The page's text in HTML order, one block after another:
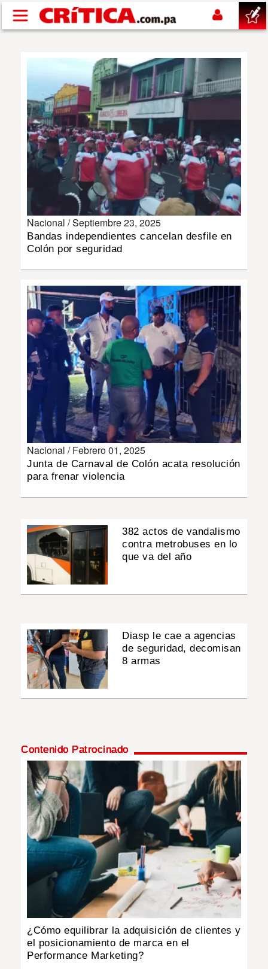
Pasar al contenido principal
NACIONAL
POLÍTICA
SHOW
DEPORTES
INSÓLITAS
MULTIMEDIA
IMPRESO
Nacional /Septiembre 23, 2025
Bandas independientes cancelan desfile en
Colón por seguridad
Nacional /Febrero 01, 2025
Junta de Carnaval de Colón acata resolución
para frenar violencia
382 actos de vandalismo
contra metrobuses en lo
que va del año
Diasp le cae a agencias
de seguridad, decomisan
8 armas
Contenido Patrocinado
¿Cómo equilibrar la adquisición de clientes y
el posicionamiento de marca en el
Performance Marketing?